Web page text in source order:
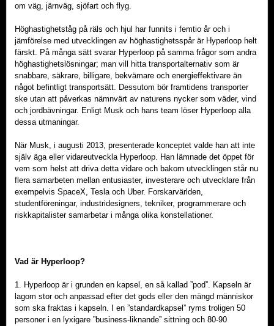
om väg, järnväg, sjöfart och flyg.
Höghastighetståg på räls och hjul har funnits i femtio år och i
jämförelse med utvecklingen av höghastighetsspår är Hyperloop helt
färskt. På många sätt svarar Hyperloop på samma frågor som andra
höghastighetslösningar; man vill hitta transportalternativ som är
snabbare, säkrare, billigare, bekvämare och energieffektivare än
något befintligt transportsätt. Dessutom bör framtidens transporter
ske utan att påverkas nämnvärt av naturens nycker som väder, vind
och jordbävningar. Enligt Musk och hans team löser Hyperloop alla
dessa utmaningar.
När Musk, i augusti 2013, presenterade konceptet valde han att inte
själv äga eller vidareutveckla Hyperloop. Han lämnade det öppet för
vem som helst att driva detta vidare och bakom utvecklingen står nu
flera samarbeten mellan entusiaster, investerare och utvecklare från
exempelvis SpaceX, Tesla och Uber. Forskarvärlden,
studentföreningar, industridesigners, tekniker, programmerare och
riskkapitalister samarbetar i många olika konstellationer.
Vad är Hyperloop?
1. Hyperloop är i grunden en kapsel, en så kallad ”pod”. Kapseln är
lagom stor och anpassad efter det gods eller den mängd människor
som ska fraktas i kapseln. I en ”standardkapsel” ryms troligen 50
personer i en lyxigare ”business-liknande” sittning och 80-90